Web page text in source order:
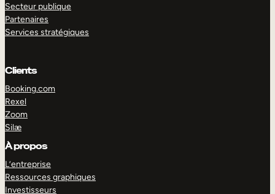
Secteur publique
Partenaires
Services stratégiques
Clients
Booking.com
Rexel
Zoom
Silæ
À propos
L’entreprise
Ressources graphiques
Investisseurs